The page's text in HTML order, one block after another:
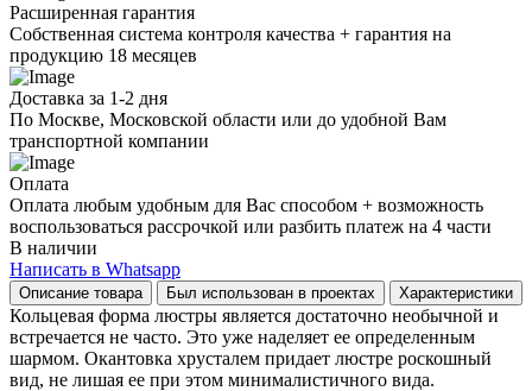
Расширенная гарантия
Собственная система контроля качества + гарантия на
продукцию 18 месяцев
Доставка за 1-2 дня
По Москве, Московской области или до удобной Вам
транспортной компании
Оплата
Оплата любым удобным для Вас способом + возможность
воспользоваться рассрочкой или разбить платеж на 4 части
В наличии
Написать в Whatsapp
Описание товара Был использован в проектах Характеристики
Кольцевая форма люстры является достаточно необычной и
встречается не часто. Это уже наделяет ее определенным
шармом. Окантовка хрусталем придает люстре роскошный
вид, не лишая ее при этом минималистичного вида.